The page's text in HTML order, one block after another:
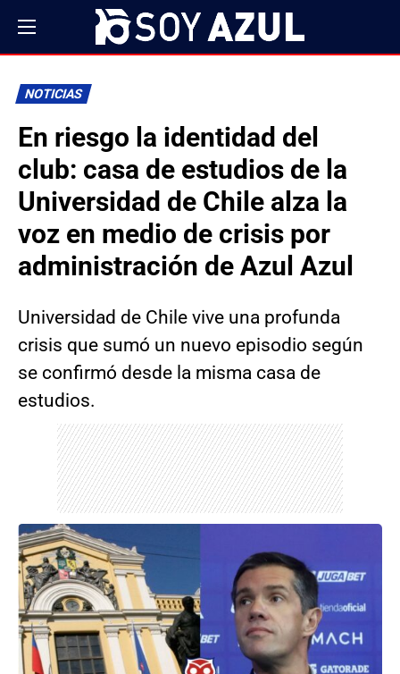
NOTICIAS
En riesgo la identidad del
club: casa de estudios de la
Universidad de Chile alza la
voz en medio de crisis por
administración de Azul Azul
Universidad de Chile vive una profunda
crisis que sumó un nuevo episodio según
se confirmó desde la misma casa de
estudios.